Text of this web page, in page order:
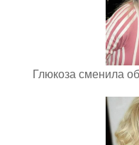
Глюкоза сменила